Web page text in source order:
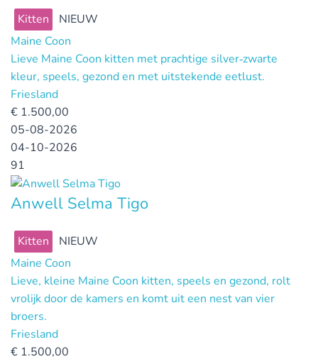
Kitten
NIEUW
Maine Coon
Lieve Maine Coon kitten met prachtige silver‑zwarte
kleur, speels, gezond en met uitstekende eetlust.
Friesland
€ 1.500,00
05-08-2026
04-10-2026
91
Anwell Selma Tigo
Kitten
NIEUW
Maine Coon
Lieve, kleine Maine Coon kitten, speels en gezond, rolt
vrolijk door de kamers en komt uit een nest van vier
broers.
Friesland
€ 1.500,00